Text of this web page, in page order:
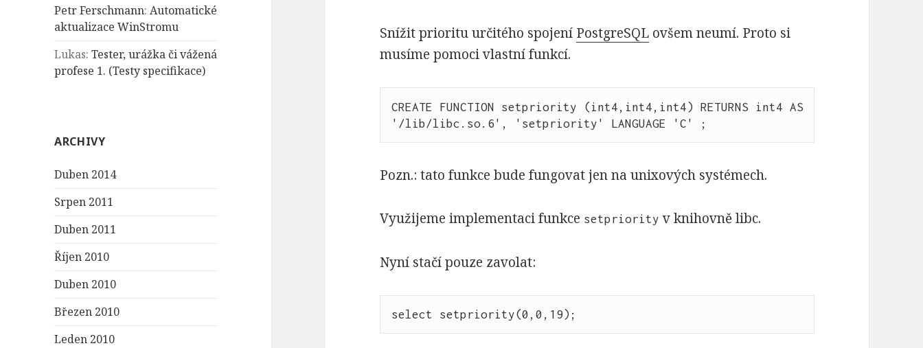
Petr Ferschmann:Automatické
aktualizace WinStromu
Lukas:Tester, urážka či vážená
profese 1. (Testy specifikace)
ARCHIVY
Duben 2014
Srpen 2011
Duben 2011
Říjen 2010
Duben 2010
Březen 2010
Leden 2010
Snížit prioritu určitého spojení PostgreSQL ovšem neumí. Proto si
musíme pomoci vlastní funkcí.
CREATE FUNCTION setpriority (int4,int4,int4) RETURNS int4 AS
Pozn.: tato funkce bude fungovat jen na unixových systémech.
Využijeme implementaci funkce setpriority v knihovně libc.
Nyní stačí pouze zavolat: